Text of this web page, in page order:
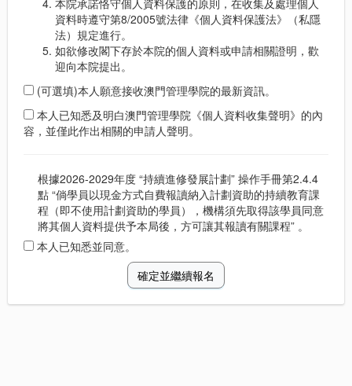
資料時遵守第8/2005號法律《個人資料保護法》（私隱
法）規定進行。
如欲修改閣下存於本院的個人資料或申請相關證明，歡
迎向本院提出。
(可選填)本人願意接收澳門管理學院的最新資訊。
本人已知悉及明白澳門管理學院《個人資料收集聲明》的內
容，並僅此作出相關的申請人聲明。
根據2026-2029年度 “持續進修發展計劃” 操作手冊第2.4.4
點 “倘學員以現金方式自費報讀納入計劃資助的持續教育課
程（即不使用計劃資助的學員），機構須先取得該學員同意
將其個人資料提供予本局後，方可讓其報讀有關課程” 。
本人已知悉並同意。
確定並繼續報名